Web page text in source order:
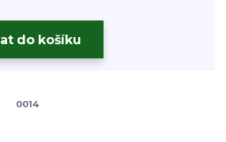
do košíku
0014